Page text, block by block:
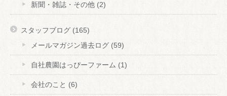
新聞・雑誌・その他 (2)
スタッフブログ (165)
メールマガジン過去ログ (59)
自社農園はっぴーファーム (1)
会社のこと (6)